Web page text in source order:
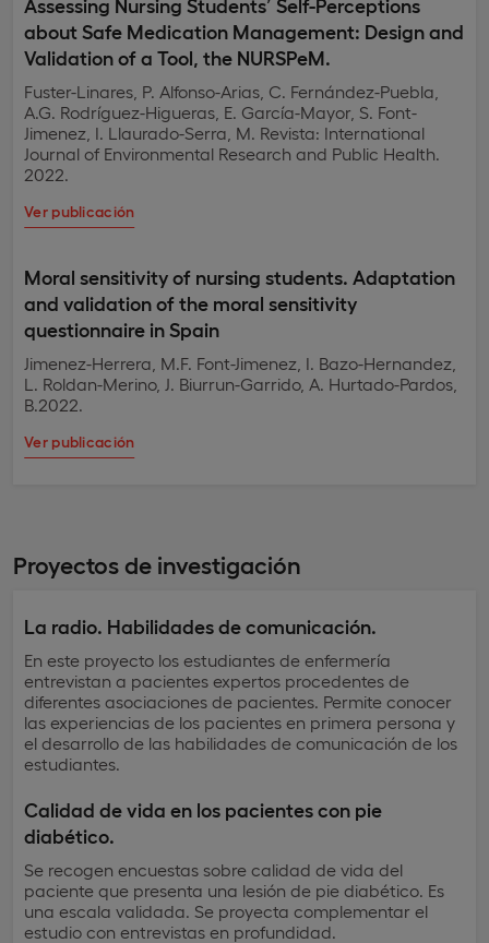
about Safe Medication Management: Design and
Validation of a Tool, the NURSPeM.
Fuster-Linares, P. Alfonso-Arias, C. Fernández-Puebla,
A.G. Rodríguez-Higueras, E. García-Mayor, S. Font-
Jimenez, I. Llaurado-Serra, M. Revista: International
Journal of Environmental Research and Public Health.
2022.
Ver publicación
Moral sensitivity of nursing students. Adaptation
and validation of the moral sensitivity
questionnaire in Spain
Jimenez-Herrera, M.F. Font-Jimenez, I. Bazo-Hernandez,
L. Roldan-Merino, J. Biurrun-Garrido, A. Hurtado-Pardos,
B.2022.
Ver publicación
Proyectos de investigación
La radio. Habilidades de comunicación.
En este proyecto los estudiantes de enfermería
entrevistan a pacientes expertos procedentes de
diferentes asociaciones de pacientes. Permite conocer
las experiencias de los pacientes en primera persona y
el desarrollo de las habilidades de comunicación de los
estudiantes.
Calidad de vida en los pacientes con pie
diabético.
Se recogen encuestas sobre calidad de vida del
paciente que presenta una lesión de pie diabético. Es
una escala validada. Se proyecta complementar el
estudio con entrevistas en profundidad.